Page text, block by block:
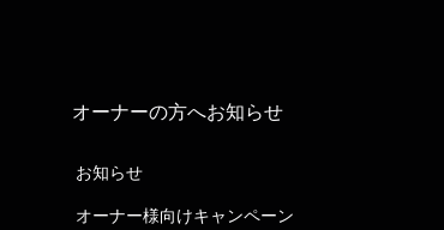
オーナーの方へお知らせ
お知らせ
オーナー様向けキャンペーン